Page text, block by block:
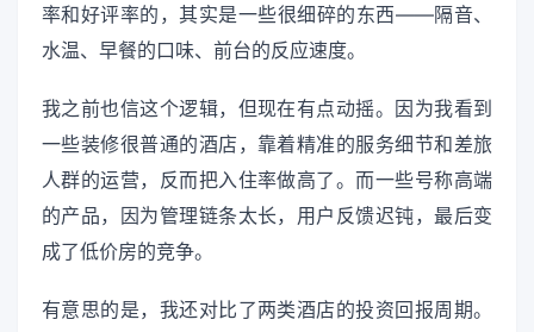
率和好评率的，其实是一些很细碎的东西——隔音、
水温、早餐的口味、前台的反应速度。
我之前也信这个逻辑，但现在有点动摇。因为我看到
一些装修很普通的酒店，靠着精准的服务细节和差旅
人群的运营，反而把入住率做高了。而一些号称高端
的产品，因为管理链条太长，用户反馈迟钝，最后变
成了低价房的竞争。
有意思的是，我还对比了两类酒店的投资回报周期。